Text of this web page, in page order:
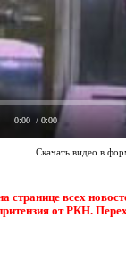
0:00 / 0:00
Скачать видео в
странице всех
от РКН.